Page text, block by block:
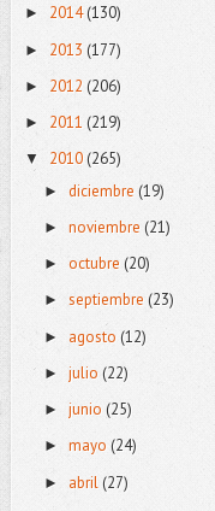
► 2014(130)
► 2013 (177)
► 2012 (206)
► 2011 (219)
▼ 2010(265)
► diciembre (19)
► noviembre (21)
► octubre (20)
► septiembre (23)
► agosto (12)
► julio (22)
► junio (25)
► mayo (24)
► abril(27)